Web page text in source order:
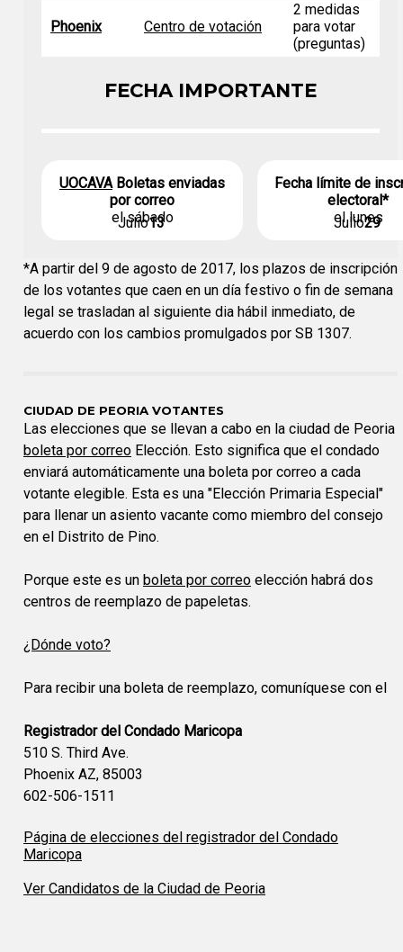
Phoenix Centro de votación
2 medidas
para votar
(preguntas)
FECHA IMPORTANTE
UOCAVABoletas enviadas
por correo
el sábado
Julio13
Fecha límite de
electoral*
el lunes
Julio29
*A partir del 9 de agosto de 2017, los plazos de inscripción
de los votantes que caen en un día festivo o fin de semana
legal se trasladan al siguiente dia hábil inmediato, de
acuerdo con los cambios promulgados por SB 1307.
CIUDAD DE PEORIA VOTANTES
Las elecciones que se llevan a cabo en la ciudad de Peoria
boleta por correo Elección. Esto significa que el condado
enviará automáticamente una boleta por correo a cada
votante elegible. Esta es una "Elección Primaria Especial"
para llenar un asiento vacante como miembro del consejo
en el Distrito de Pino.
Porque este es un boleta por correo elección habrá dos
centros de reemplazo de papeletas.
¿Dónde voto?
Para recibir una boleta de reemplazo, comuníquese con el
Registrador del Condado Maricopa
510 S. Third Ave.
Phoenix AZ, 85003
602-506-1511
Página de elecciones del registrador del Condado
Maricopa
Ver Candidatos de la Ciudad de Peoria